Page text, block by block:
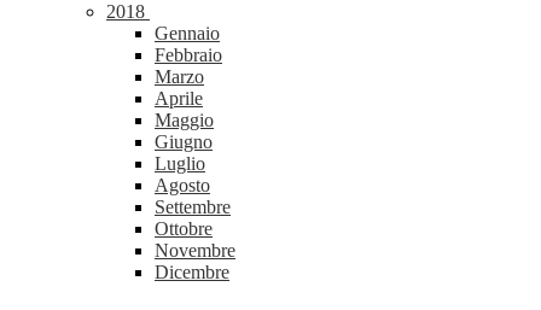
2018
Gennaio
Febbraio
Marzo
Aprile
Maggio
Giugno
Luglio
Agosto
Settembre
Ottobre
Novembre
Dicembre